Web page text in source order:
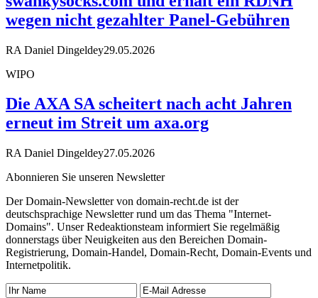
wegen nicht gezahlter Panel-Gebühren
RA Daniel Dingeldey29.05.2026
WIPO
Die AXA SA scheitert nach acht Jahren
erneut im Streit um axa.org
RA Daniel Dingeldey27.05.2026
Abonnieren Sie unseren Newsletter
Der Domain-Newsletter von domain-recht.de ist der
deutschsprachige Newsletter rund um das Thema "Internet-
Domains". Unser Redeaktionsteam informiert Sie regelmäßig
donnerstags über Neuigkeiten aus den Bereichen Domain-
Registrierung, Domain-Handel, Domain-Recht, Domain-Events und
Internetpolitik.